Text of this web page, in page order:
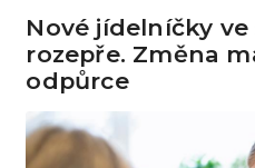
Nové jídelníčky
rozepře. Změna
odpůrce